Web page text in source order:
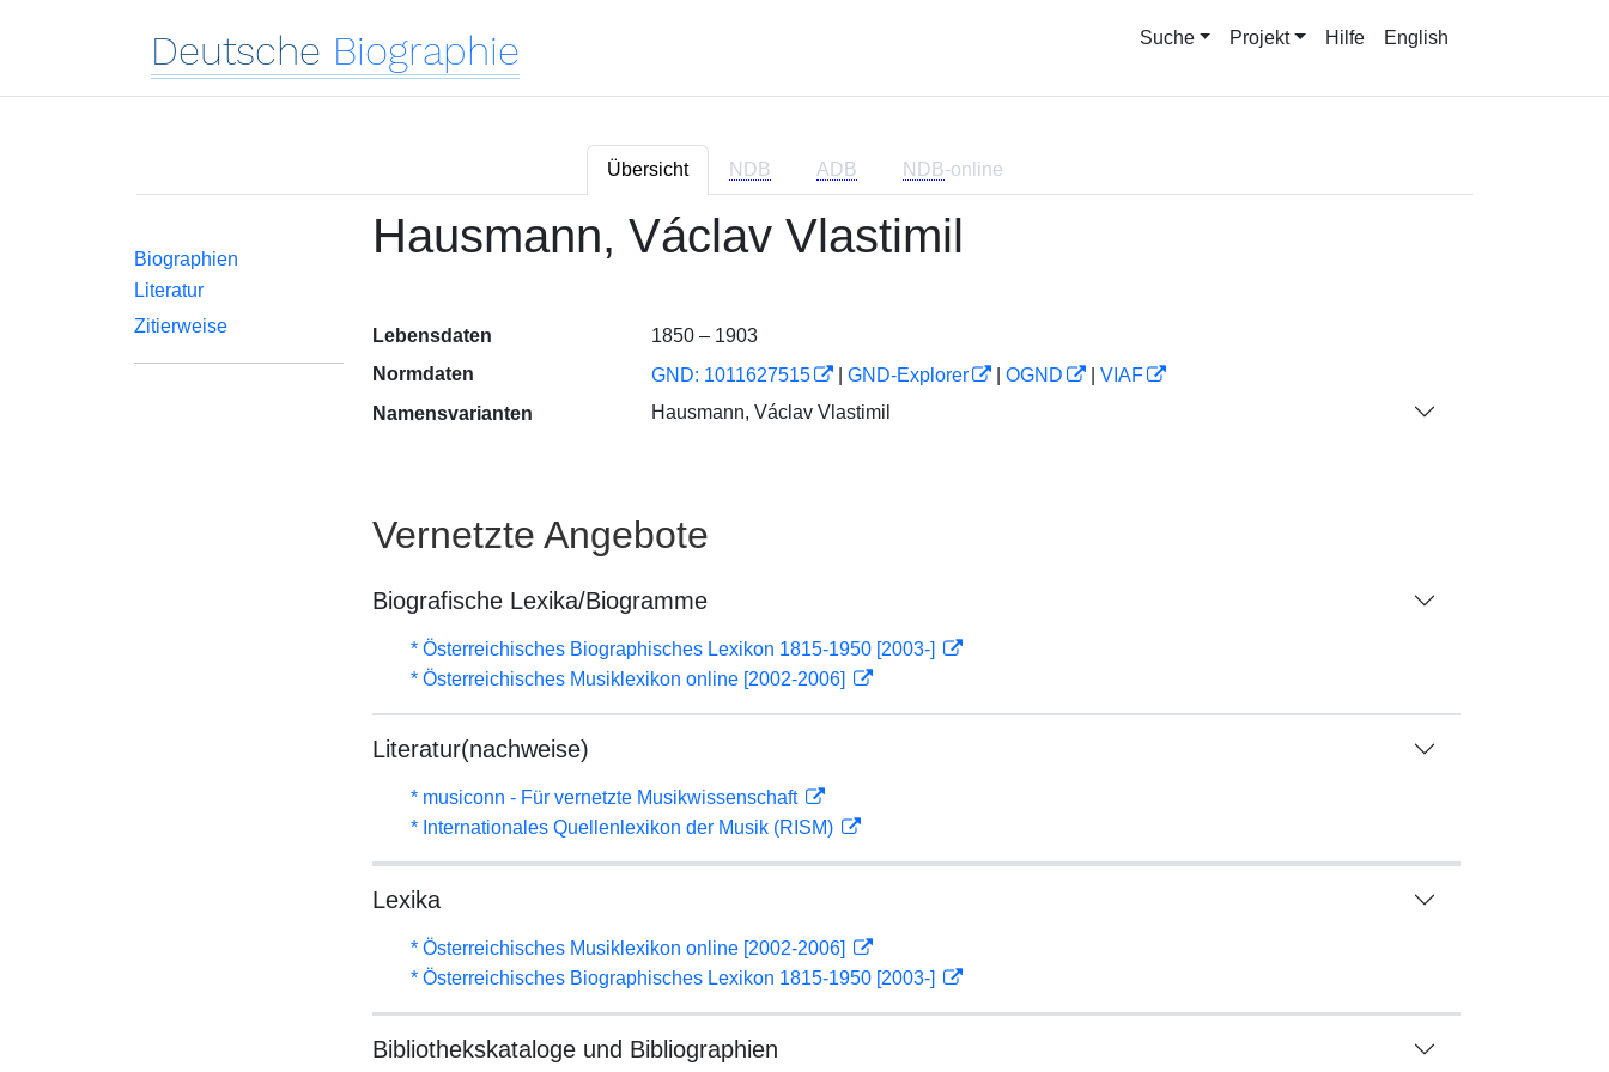
Deutsche Biographie Suche Projekt Hilfe English
Übersicht NDB ADB NDB-online
Biographien
Literatur
Zitierweise
Hausmann, Václav Vlastimil
Lebensdaten
1850 – 1903
Normdaten
GND: 1011627515 GND-Explorer OGND
VIAF
Namensvarianten
Hausmann, Václav Vlastimil
Vernetzte Angebote
Biografische Lexika/Biogramme
* Österreichisches Biographisches Lexikon 1815-1950 [2003-]
* Österreichisches Musiklexikon online [2002-2006]
Literatur(nachweise)
* musiconn - Für vernetzte Musikwissenschaft
* Internationales Quellenlexikon der Musik (RISM)
Lexika
* Österreichisches Musiklexikon online [2002-2006]
* Österreichisches Biographisches Lexikon 1815-1950 [2003-]
Bibliothekskataloge und Bibliographien